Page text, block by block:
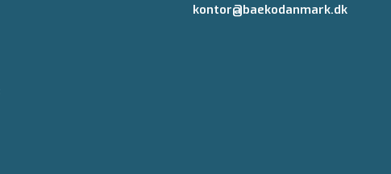
kontor@baekodanmark.dk